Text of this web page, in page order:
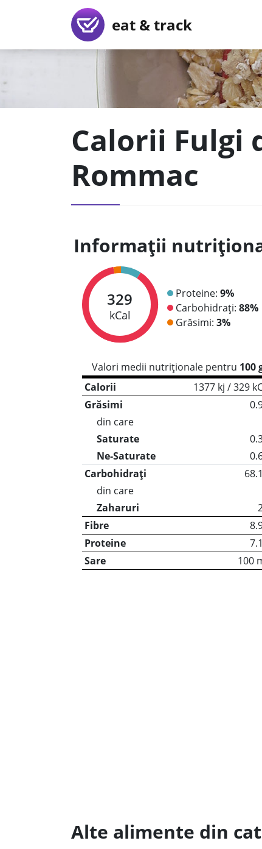
eat & track
Calorii Fulgi
Rommac
Informații
329
kCal
Proteine: 9%
Carbohidrați: 88%
Grăsimi: 3%
Valori medii nutriționale pentru 100
Calorii
1377 kj / 329
Grăsimi
din care
Saturate
Ne-Saturate
Carbohidrați
din care
Zaharuri
Fibre
Proteine
Sare
100
Alte alimente din